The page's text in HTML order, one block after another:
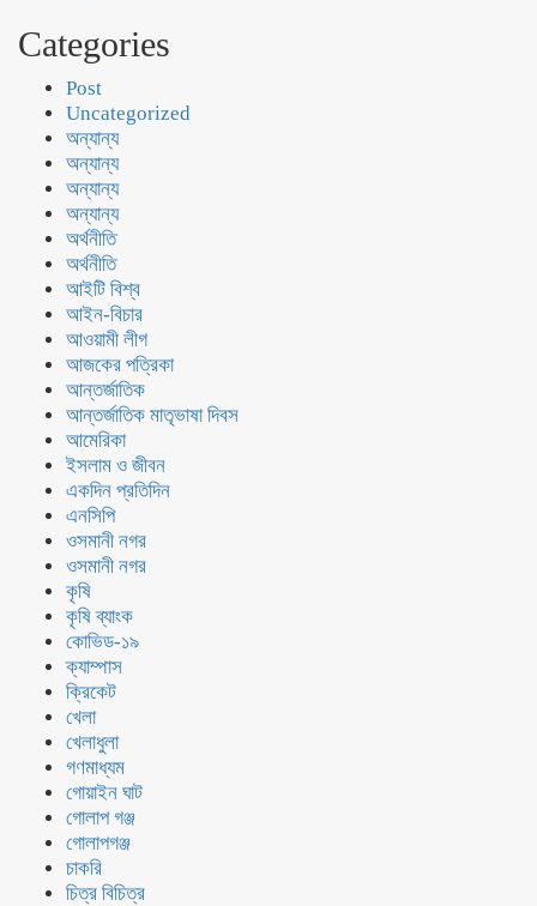
Categories
Post
Uncategorized
অন্যান্য
অন্যান্য
অন্যান্য
অন্যান্য
অর্থনীতি
অর্থনীতি
আইটি বিশ্ব
আইন-বিচার
আওয়ামী লীগ
আজকের পত্রিকা
আন্তর্জাতিক
আন্তর্জাতিক মাতৃভাষা দিবস
আমেরিকা
ইসলাম ও জীবন
একদিন প্রতিদিন
এনসিপি
ওসমানী নগর
ওসমানী নগর
কৃষি
কৃষি ব্যাংক
কোভিড-১৯
ক্যাম্পাস
ক্রিকেট
খেলা
খেলাধুলা
গণমাধ্যম
গোয়াইন ঘাট
গোলাপ গঞ্জ
গোলাপগঞ্জ
চাকরি
চিত্র বিচিত্র